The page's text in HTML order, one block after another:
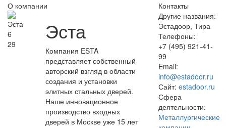
О компании
6
29
Эста
Компания ESTA
представляет собственный
авторский взгляд в области
создания и установки
элитных стальных дверей.
Наше инновационное
производство входных
дверей в Москве уже 15 лет
Контакты
Другие названия:
Эстадоор, Тира
Телефоны:
+7 (495) 921-41-
99
Email:
info@estadoor.ru
Сайт: estadoor.ru
Сфера
деятельности:
Металлургические